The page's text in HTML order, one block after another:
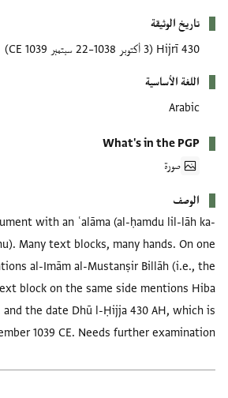
تاريخ الوثيقة
430 Hijrī
(3 أكتوبر 1038–22 سبتمبر 1039 CE)
اللغة الأساسية
Arabic
What's in the PGP
صورة
الوصف
with an ʿalāma (al-ḥamdu lil-lāh ka-
Many text blocks, many hands. On one
al-Imām al-Mustanṣir Billāh (i.e., the
block on the same side mentions Hiba
and the date Dhū l-Ḥijja 430 AH, which is
1039 CE. Needs further examination.